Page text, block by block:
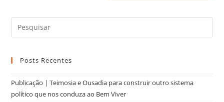
Posts Recentes
Publicação | Teimosia e Ousadia para construir outro sistema
político que nos conduza ao Bem Viver